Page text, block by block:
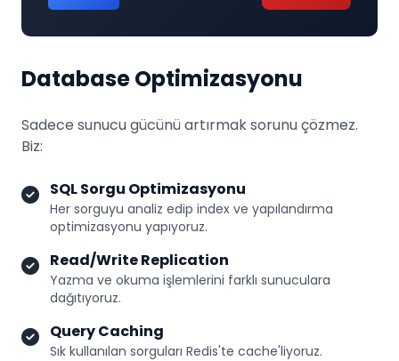
Database Optimizasyonu
Sadece sunucu gücünü artırmak sorunu çözmez.
Biz:
SQL Sorgu Optimizasyonu
Her sorguyu analiz edip index ve yapılandırma
optimizasyonu yapıyoruz.
Read/Write Replication
Yazma ve okuma işlemlerini farklı sunuculara
dağıtıyoruz.
Query Caching
Sık kullanılan sorguları Redis'te cache'liyoruz.